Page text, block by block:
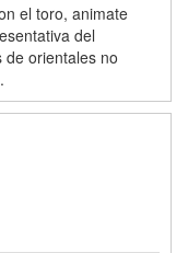
el toro, animate
del
de orientales no